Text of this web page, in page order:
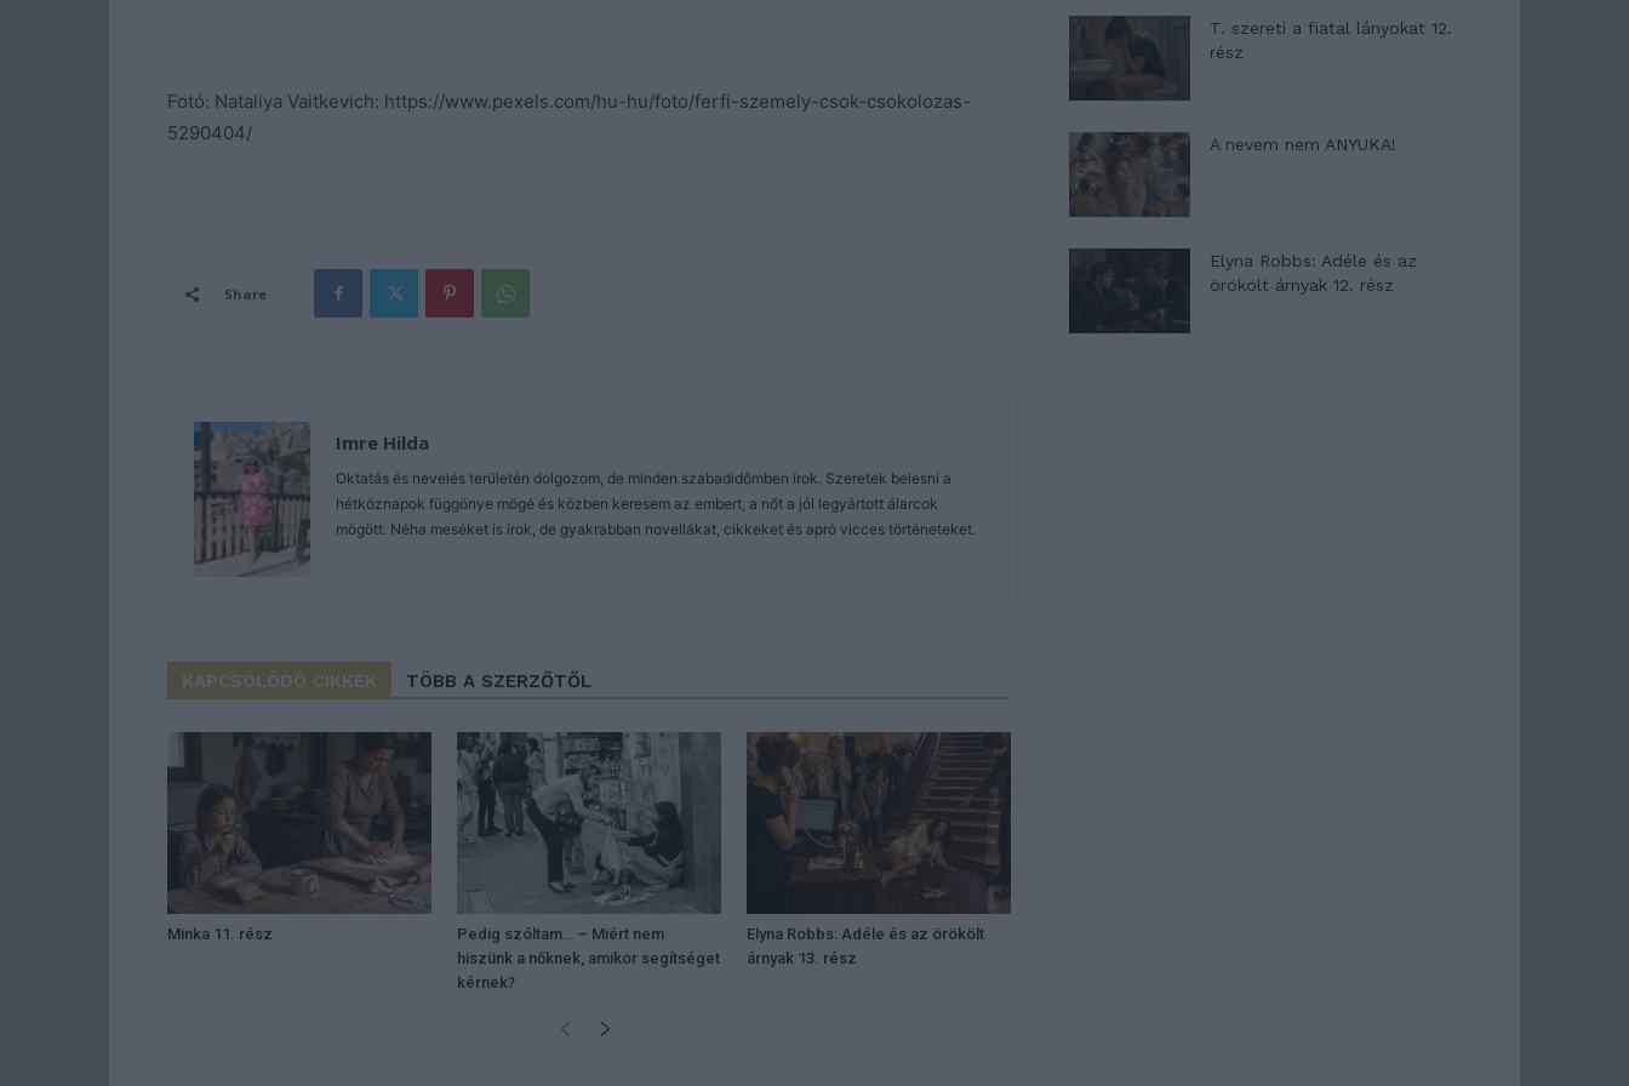
Fotó: Nataliya Vaitkevich: https://www.pexels.com/hu-hu/foto/ferfi-szemely-csok-csokolozas-
5290404/
Share
Imre Hilda
Oktatás és nevelés területén dolgozom, de minden szabadidőmben írok. Szeretek belesni a
hétköznapok függönye mögé és közben keresem az embert, a nőt a jól legyártott álarcok
mögött. Néha meséket is írok, de gyakrabban novellákat, cikkeket és apró vicces történeteket.
KAPCSOLÓDÓ CIKKEK TÖBB A SZERZŐTŐL
Minka 11. rész
Pedig szóltam… – Miért nem
hiszünk a nőknek, amikor segítséget
kérnek?
Elyna Robbs: Adéle és az örökölt
árnyak 13. rész
T. szereti a fiatal lányokat 12.
rész
A nevem nem ANYUKA!
Elyna Robbs: Adéle és az
örökölt árnyak 12. rész